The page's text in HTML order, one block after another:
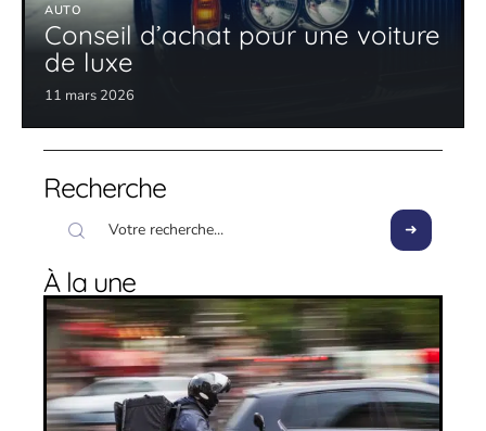
AUTO
Conseil d’achat pour une voiture
de luxe
11 mars 2026
Recherche
À la une